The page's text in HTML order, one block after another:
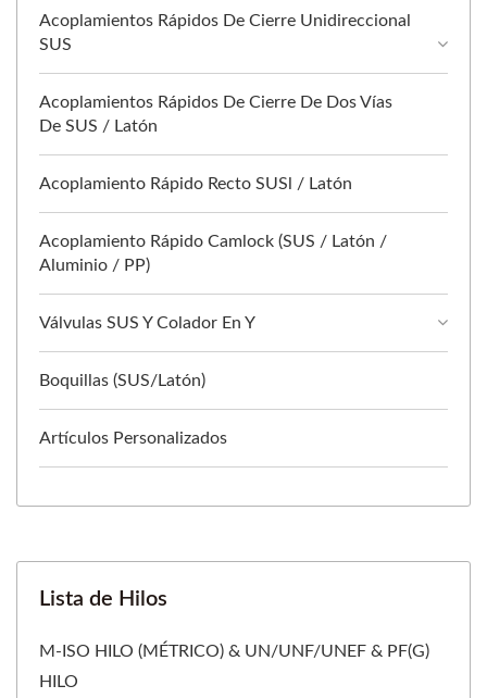
Acoplamientos Rápidos De Cierre Unidireccional
SUS
Acoplamientos Rápidos De Cierre De Dos Vías
De SUS / Latón
Acoplamiento Rápido Recto SUSl / Latón
Acoplamiento Rápido Camlock (SUS / Latón /
Aluminio / PP)
Válvulas SUS Y Colador En Y
Boquillas (SUS/Latón)
Artículos Personalizados
Lista de Hilos
M-ISO HILO (MÉTRICO) & UN/UNF/UNEF & PF(G)
HILO